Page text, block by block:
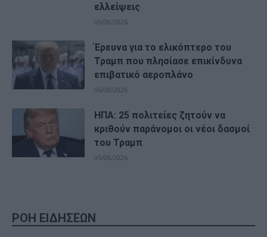
ελλείψεις
06/08/2026
Έρευνα για το ελικόπτερο του
Τραμπ που πλησίασε επικίνδυνα
επιβατικό αεροπλάνο
06/08/2026
ΗΠΑ: 25 πολιτείες ζητούν να
κριθούν παράνομοι οι νέοι δασμοί
του Τραμπ
05/08/2026
ΡΟΗ ΕΙΔΗΣΕΩΝ